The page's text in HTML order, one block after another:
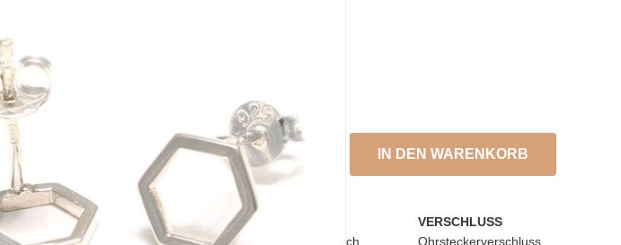
Breite der Ohrstecker: ca. 7 mm
Steckerlänge: ca. 10 mm
Artikelnr.
24,90 €
Preis inkl. 19% MwSt. zzgl. Versandkosten
IN DEN WARENKORB
MATERIAL
Silber
TÄSCHCHEN
Palmblatttäschchen
Silberputztuch
VERSCHLUSS
Ohrsteckerverschluss